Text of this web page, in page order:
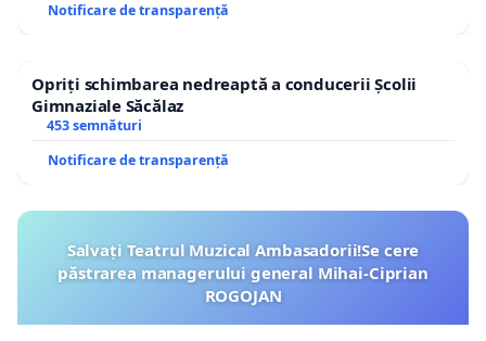
Notificare de transparență
Opriți schimbarea nedreaptă a conducerii Școlii
Gimnaziale Săcălaz
453 semnături
Notificare de transparență
Salvați Teatrul Muzical Ambasadorii!Se cere
păstrarea managerului general Mihai-Ciprian
ROGOJAN